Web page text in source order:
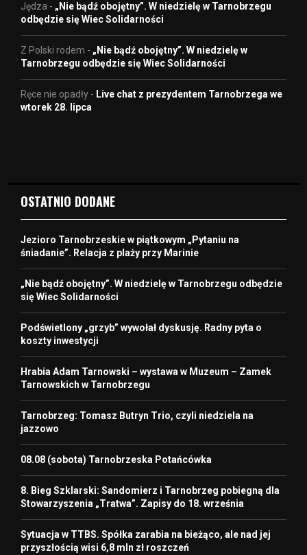
Jędza - „Nie bądź obojętny”. W niedzielę w Tarnobrzegu
odbędzie się Wiec Solidarności
Z Polski rodem - „Nie bądź obojętny”. W niedzielę w
Tarnobrzegu odbędzie się Wiec Solidarności
Ręce nie opadły - Live chat z prezydentem Tarnobrzega we
wtorek 28. lipca
OSTATNIO DODANE
Jezioro Tarnobrzeskie w piątkowym „Pytaniu na
śniadanie”. Relacja z plaży przy Marinie
„Nie bądź obojętny”. W niedzielę w Tarnobrzegu odbędzie
się Wiec Solidarności
Podświetlony „grzyb” wywołał dyskusję. Radny pyta o
koszty inwestycji
Hrabia Adam Tarnowski – wystawa w Muzeum – Zamek
Tarnowskich w Tarnobrzegu
Tarnobrzeg: Tomasz Butryn Trio, czyli niedziela na
jazzowo
08.08 (sobota) Tarnobrzeska Potańcówka
8. Bieg Szklarski: Sandomierz i Tarnobrzeg pobiegną dla
Stowarzyszenia „Tratwa”. Zapisy do 18. września
Sytuacja w TTBS. Spółka zarabia na bieżąco, ale nad jej
przyszłością wisi 6,8 mln zł roszczeń